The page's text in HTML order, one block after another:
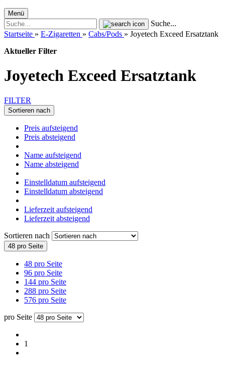
Menü
Suche...
Startseite » E-Zigaretten » Cabs/Pods » Joyetech Exceed Ersatztank
Aktueller Filter
Joyetech Exceed Ersatztank
FILTER
Sortieren nach
Preis aufsteigend
Preis absteigend
Name aufsteigend
Name absteigend
Einstelldatum aufsteigend
Einstelldatum absteigend
Lieferzeit aufsteigend
Lieferzeit absteigend
Sortieren nach
48 pro Seite
48 pro Seite
96 pro Seite
144 pro Seite
288 pro Seite
576 pro Seite
pro Seite
1